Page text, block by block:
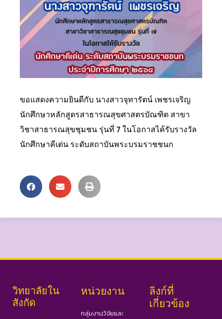
ขอแสดงความยินดีกับ นางสาวจุทารัตน์ เพชรเจริญ
นักศึกษาหลักสูตรสาธารณสุขศาสตรบัณฑิต สาขา
วิชาสาธารณสุขชุมชน รุ่นที่ 7 ในโอกาสไค้รับรางวัล
นักศึกษาคีเด่น ระดับสถาบันพระบรมราชชนก
วิทยาลัยใน
สังกัด
หน่วยงาน
กลุ่มงานวิจัยและ
ลิงก์ที่
เกี่ยวข้อง